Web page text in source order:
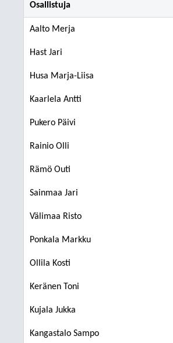
Osallistuja
Aalto Merja
Hast Jari
Husa Marja-Liisa
Kaarlela Antti
Pukero Päivi
Rainio Olli
Rämö Outi
Sainmaa Jari
Välimaa Risto
Ponkala Markku
Ollila Kosti
Keränen Toni
Kujala Jukka
Kangastalo Sampo